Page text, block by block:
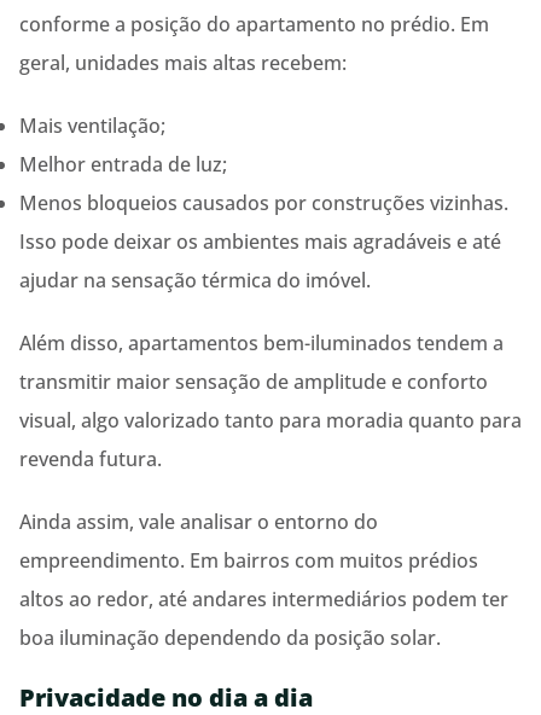
conforme a posição do apartamento no prédio. Em
geral, unidades mais altas recebem:
Mais ventilação;
Melhor entrada de luz;
Menos bloqueios causados por construções vizinhas.
Isso pode deixar os ambientes mais agradáveis e até
ajudar na sensação térmica do imóvel.
Além disso, apartamentos bem-iluminados tendem a
transmitir maior sensação de amplitude e conforto
visual, algo valorizado tanto para moradia quanto para
revenda futura.
Ainda assim, vale analisar o entorno do
empreendimento. Em bairros com muitos prédios
altos ao redor, até andares intermediários podem ter
boa iluminação dependendo da posição solar.
Privacidade no dia a dia